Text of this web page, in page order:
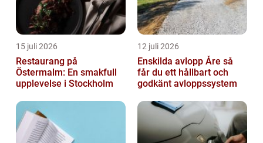
15 juli 2026
Restaurang på
Östermalm: En smakfull
upplevelse i Stockholm
12 juli 2026
Enskilda avlopp Åre så
får du ett hållbart och
godkänt avloppssystem